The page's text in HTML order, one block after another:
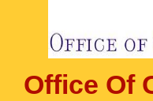
Office Of